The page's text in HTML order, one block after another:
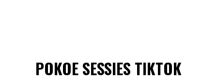
POKOE SESSIES TIKTOK